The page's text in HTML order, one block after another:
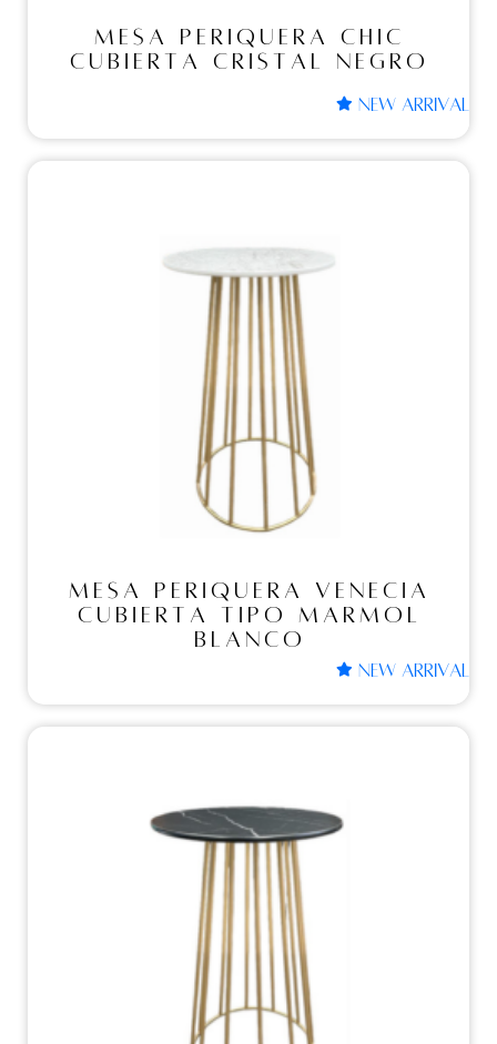
MESA PERIQUERA CHIC
CUBIERTA CRISTAL NEGRO
NEW ARRIVAL
MESA PERIQUERA VENECIA
CUBIERTA TIPO MARMOL
BLANCO
MESA PERIQUERA
VENECIA CUBIERTA
TIPO MARMOL
BLANCO
NEW ARRIVAL
MESA PERIQUERA
VENECIA CUBIERTA
TIPO MARMOL NEGRO